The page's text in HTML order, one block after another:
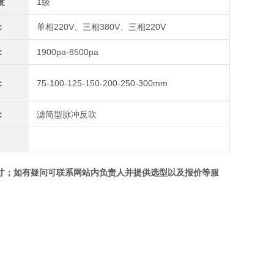
单相220V、三相380V、三相220V
1900pa-8500pa
75-100-125-150-200-250-300mm
滤筒型脉冲反吹
；如有疑问可联系网站内负责人并提供选型以及报价等服